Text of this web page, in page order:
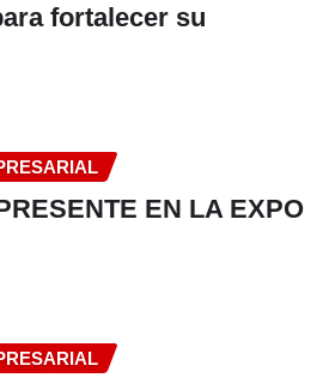
fortalecer su
EN LA EXPO